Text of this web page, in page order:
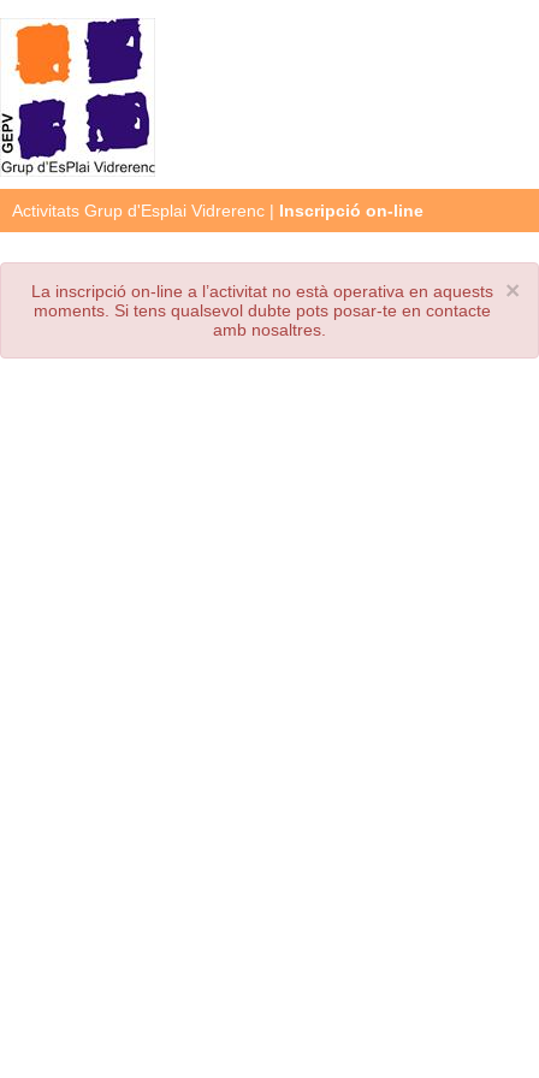
Activitats Grup d'Esplai Vidrerenc | Inscripció on-line
×
La inscripció on-line a l’activitat no està operativa en aquests
moments. Si tens qualsevol dubte pots posar-te en contacte
amb nosaltres.